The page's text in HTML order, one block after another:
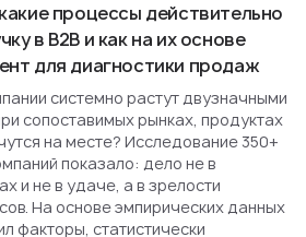
процессы действительно
в B2B и как на их основе
для диагностики продаж
системно растут двузначными
сопоставимых рынках, продуктах
на месте? Исследование 350+
показало: дело не в
и не в удаче, а в зрелости
На основе эмпирических данных
факторы, статистически